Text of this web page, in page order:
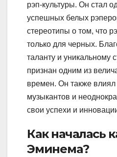
рэп-культуры. Он стал
успешных белых
стереотипы о том, что
только для черных.
таланту и
признан одним из
времен. Он также влиял
музыкантов и
свои успехи и
Как началась
Эминема?